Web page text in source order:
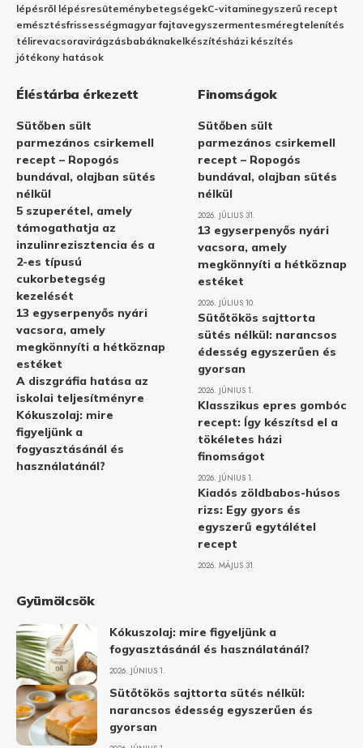
lépésről lépésresüteménybetegségekC-vitaminegyszerű recept
emésztésfrissességmagyar fajtavegyszermentesméregtelenítés
télirevacsoravirágzásbabáknakelkészítésházi készítés
jótékony hatások
Éléstárba érkezett
Sütőben sült
parmezános csirkemell
recept – Ropogós
bundával, olajban sütés
nélkül
5 szuperétel, amely
támogathatja az
inzulinrezisztencia és a
2-es típusú
cukorbetegség
kezelését
13 egyserpenyős nyári
vacsora, amely
megkönnyíti a hétköznap
estéket
A diszgráfia hatása az
iskolai teljesítményre
Kókuszolaj: mire
figyeljünk a
fogyasztásánál és
használatánál?
Finomságok
Sütőben sült
parmezános csirkemell
recept – Ropogós
bundával, olajban sütés
nélkül
2026. JÚLIUS 31.
13 egyserpenyős nyári
vacsora, amely
megkönnyíti a hétköznap
estéket
2026. JÚLIUS 10.
Sütőtökös sajttorta
sütés nélkül: narancsos
édesség egyszerűen és
gyorsan
2026. JÚNIUS 1.
Klasszikus epres gombóc
recept: Így készítsd el a
tökéletes házi
finomságot
2026. JÚNIUS 1.
Kiadós zöldbabos-húsos
rizs: Egy gyors és
egyszerű egytálétel
recept
2026. MÁJUS 31.
Gyümölcsök
Kókuszolaj: mire figyeljünk a
fogyasztásánál és használatánál?
2026. JÚNIUS 1.
Sütőtökös sajttorta sütés nélkül:
narancsos édesség egyszerűen és
gyorsan